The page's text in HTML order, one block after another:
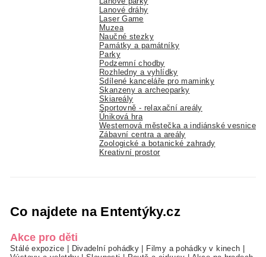
Lanové dráhy
Laser Game
Muzea
Naučné stezky
Památky a památníky
Parky
Podzemní chodby
Rozhledny a vyhlídky
Sdílené kanceláře pro maminky
Skanzeny a archeoparky
Skiareály
Sportovně - relaxační areály
Úniková hra
Westernová městečka a indiánské vesnice
Zábavní centra a areály
Zoologické a botanické zahrady
Kreativní prostor
Co najdete na Ententýky.cz
Akce pro děti
Stálé expozice Divadelní pohádky Filmy a pohádky v kinech